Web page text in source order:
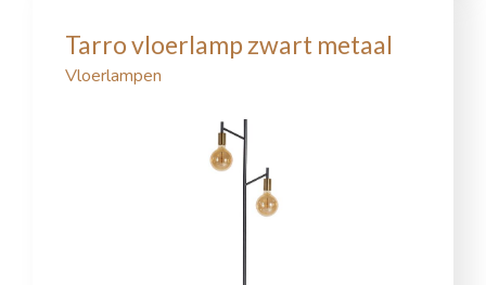
Tarro vloerlamp zwart metaal
Vloerlampen